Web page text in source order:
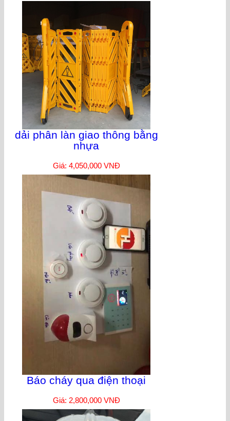
dải phân làn giao thông bằng
nhựa
Giá: 4,050,000 VNĐ
Báo cháy qua điện thoại
Giá: 2,800,000 VNĐ